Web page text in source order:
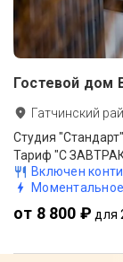
Гостевой дом
Гатчинский
Студия
Тариф "С
Включен
от 8 800 ₽ для